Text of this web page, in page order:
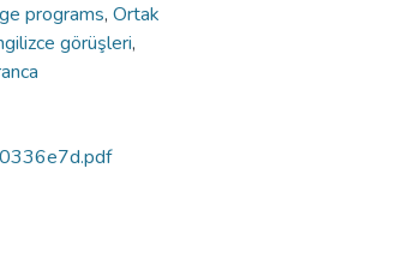
programs, Ortak
görüşleri,